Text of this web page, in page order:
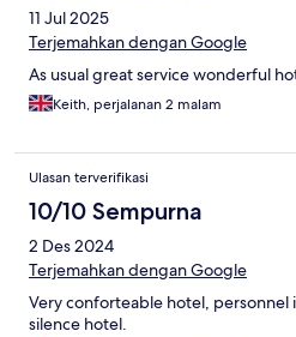
11 Jul 2025
Terjemahkan dengan Google
As usual great service wonderful
Keith, perjalanan 2 malam
Ulasan terverifikasi
10/10 Sempurna
2 Des 2024
Terjemahkan dengan Google
Very conforteable hotel, personnel
silence hotel.